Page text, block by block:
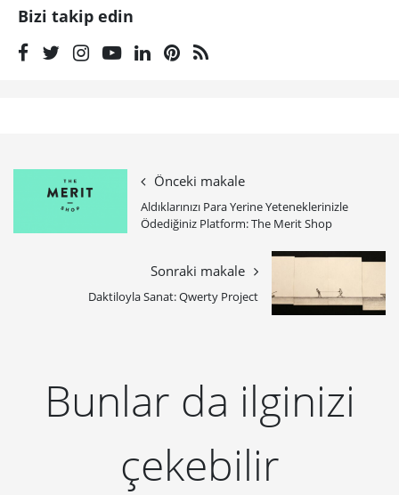
Bizi takip edin
Önceki makale
Aldıklarınızı Para Yerine Yeteneklerinizle
Ödediğiniz Platform: The Merit Shop
Sonraki makale
Daktiloyla Sanat: Qwerty Project
Bunlar da ilginizi
çekebilir